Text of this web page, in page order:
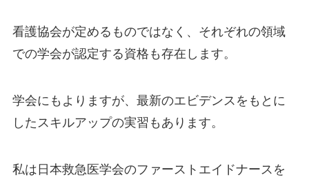
看護協会が定めるものではなく、それぞれの領域
での学会が認定する資格も存在します。
学会にもよりますが、最新のエビデンスをもとに
したスキルアップの実習もあります。
私は日本救急医学会のファーストエイドナースを